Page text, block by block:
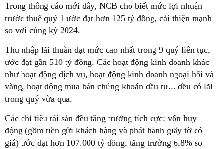
Trong thông cáo mới đây, NCB cho biết mức lợi nhuận
trước thuế quý 1 ước đạt hơn 125 tỷ đồng, cải thiện mạnh
so với cùng kỳ 2024.
Thu nhập lãi thuần đạt mức cao nhất trong 9 quý liên tục,
ước đạt gần 510 tỷ đồng. Các hoạt động kinh doanh khác
như hoạt động dịch vụ, hoạt động kinh doanh ngoại hối và
vàng, hoạt động mua bán chứng khoán đầu tư... đều có lãi
trong quý vừa qua.
Các chỉ tiêu tài sản đều tăng trưởng tích cực: vốn huy
động (gồm tiền gửi khách hàng và phát hành giấy tờ có
giá) ước đạt hơn 107.000 tỷ đồng, tăng trưởng 6,8% so